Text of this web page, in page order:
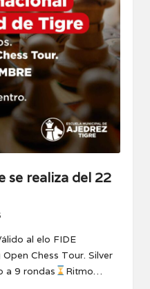
se realiza del 22
al elo FIDE
Chess Tour. Silver
a 9 rondas
Ritmo…